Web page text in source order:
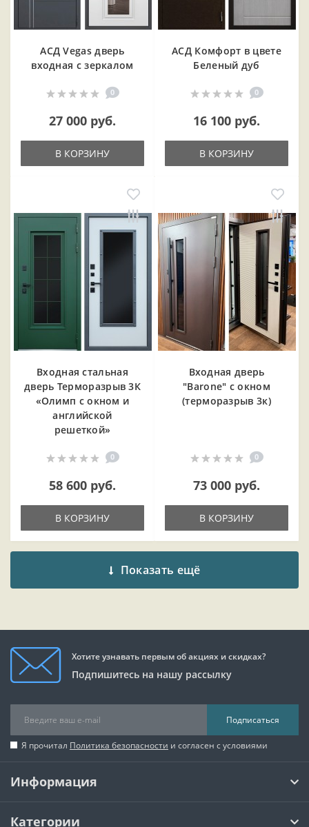
АСД Vegas дверь
входная с зеркалом
0
27 000 руб.
В КОРЗИНУ
АСД Комфорт в цвете
Беленый дуб
0
16 100 руб.
В КОРЗИНУ
Входная cтальная
дверь Терморазрыв 3К
«Олимп с окном и
английской
решеткой»
0
58 600 руб.
В КОРЗИНУ
Входная дверь
"Barone" с окном
(терморазрыв 3к)
0
73 000 руб.
В КОРЗИНУ
Показать ещё
Хотите узнавать первым об акциях и скидках?
Подпишитесь на нашу рассылку
Подписаться
Я прочитал Политика безопасности и согласен с условиями
Информация
Категории